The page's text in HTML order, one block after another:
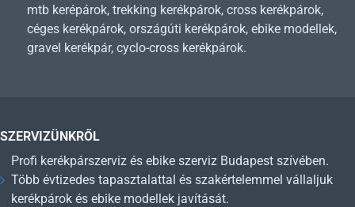
mtb kerépárok, trekking kerékpárok, cross kerékpárok,
céges kerékpárok, országúti kerékpárok, ebike modellek,
gravel kerékpár, cyclo-cross kerékpárok.
SZERVIZÜNKRŐL
Profi kerékpárszerviz és ebike szerviz Budapest szívében.
Több évtizedes tapasztalattal és szakértelemmel vállaljuk
kerékpárok és ebike modellek javítását.